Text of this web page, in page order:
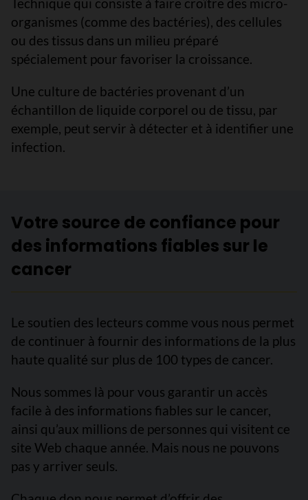
organismes (comme des bactéries), des cellules
ou des tissus dans un milieu préparé
spécialement pour favoriser la croissance.
Une culture de bactéries provenant d’un
échantillon de liquide corporel ou de tissu, par
exemple, peut servir à détecter et à identifier une
infection.
Votre source de confiance pour
des informations fiables sur le
cancer
Le soutien des lecteurs comme vous nous permet
de continuer à fournir des informations de la plus
haute qualité sur plus de 100 types de cancer.
Nous sommes là pour vous garantir un accès
facile à des informations fiables sur le cancer,
ainsi qu’aux millions de personnes qui visitent ce
site Web chaque année. Mais nous ne pouvons
pas y arriver seuls.